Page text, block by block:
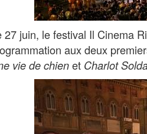
27 juin, le festival Il Cinema
aux deux
vie de chien et Charlot